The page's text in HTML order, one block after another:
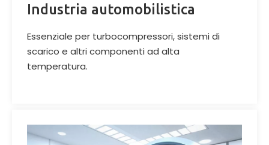
Industria automobilistica
Essenziale per turbocompressori, sistemi di
scarico e altri componenti ad alta
temperatura.